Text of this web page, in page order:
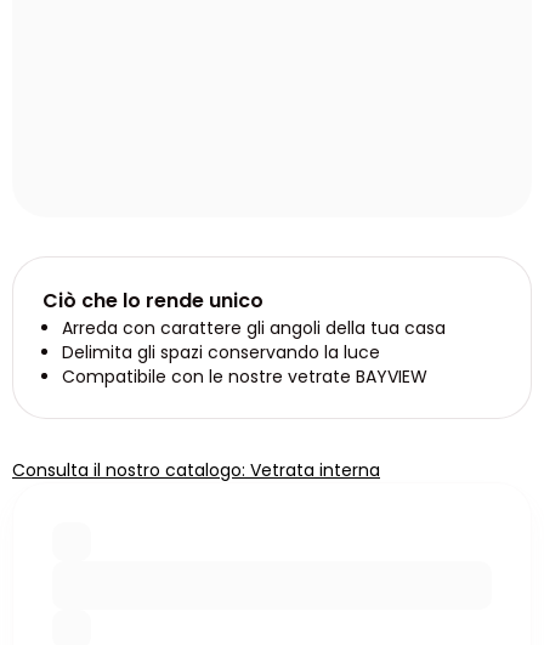
Ciò che lo rende unico
Arreda con carattere gli angoli della tua casa
Delimita gli spazi conservando la luce
Compatibile con le nostre vetrate BAYVIEW
Consulta il nostro catalogo: Vetrata interna